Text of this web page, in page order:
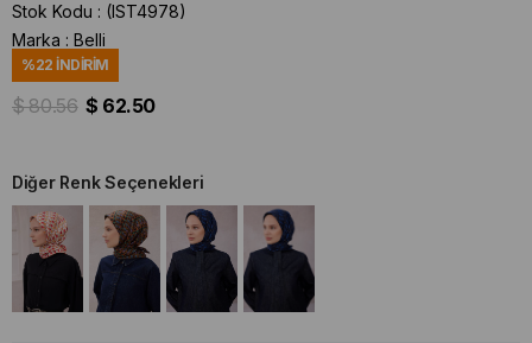
Stok Kodu
(IST4978)
Marka : Belli
%22 İNDIRIM
$ 80.56 $ 62.50
Diğer Renk Seçenekleri